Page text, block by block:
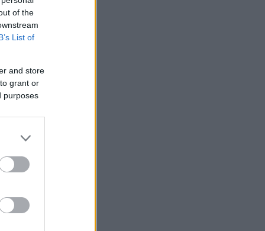
of the
List of
and store
grant or
purposes